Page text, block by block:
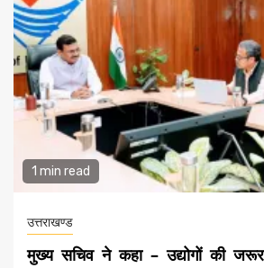
1 min read
उत्तराखण्ड
मुख्य सचिव ने कहा – उद्योगों की